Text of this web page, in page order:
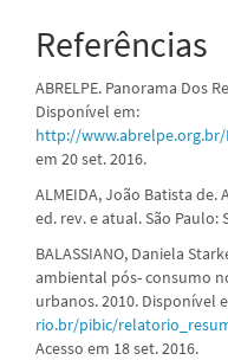
Referências
ABRELPE. Panorama Dos
Disponível em:
http://
em 20 set. 2016.
ALMEIDA, João Batista
ed. rev. e atual. São Paulo:
BALASSIANO, Daniela
ambiental pós- consumo
urbanos. 2010. Disponível
rio.br/pibic/
Acesso em 18 set. 2016.